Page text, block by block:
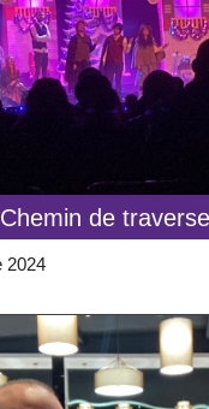
de traverse
2024